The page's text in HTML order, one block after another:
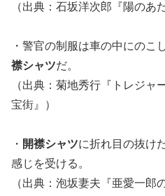
（出典：石坂洋次郎『陽のあ
・警官の制服は車の中にのこ
襟シャツだ。
（出典：菊地秀行『トレジャ
宝街』）
・ 開襟シャツに折れ目の抜け
感じを受ける。
（出典：泡坂妻夫『亜愛一郎